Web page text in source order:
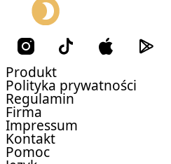
Produkt
Polityka prywatności
Regulamin
Firma
Impressum
Kontakt
Pomoc